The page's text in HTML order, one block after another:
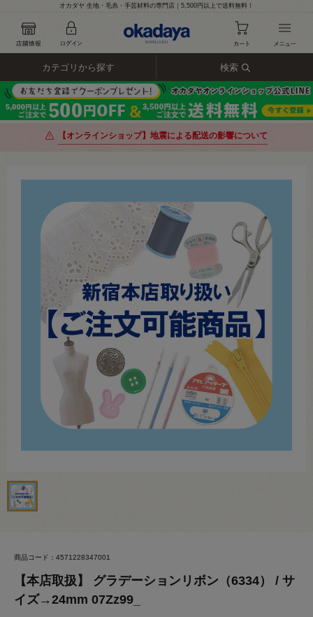
オカダヤ 生地・毛糸・手芸材料の専門店｜5,500円以上で送料無料！
カテゴリから探す 検索
【オンラインショップ】地震による配送の影響について
商品コード：4571228347001
【本店取扱】 グラデーションリボン（6334） / サ
イズ→24mm 07Zz99_